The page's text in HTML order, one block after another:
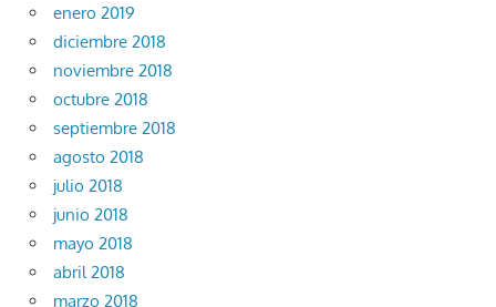
enero 2019
diciembre 2018
noviembre 2018
octubre 2018
septiembre 2018
agosto 2018
julio 2018
junio 2018
mayo 2018
abril 2018
marzo 2018